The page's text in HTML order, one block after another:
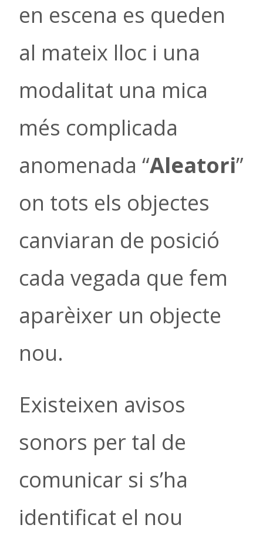
en escena es queden
al mateix lloc i una
modalitat una mica
més complicada
anomenada “Aleatori”
on tots els objectes
canviaran de posició
cada vegada que fem
aparèixer un objecte
nou.
Existeixen avisos
sonors per tal de
comunicar si s’ha
identificat el nou